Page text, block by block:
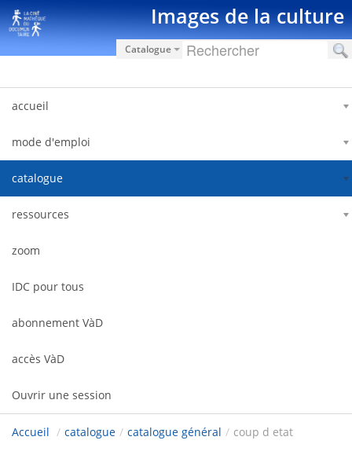
Saut au contenu Images de la culture
Catalogue
accueil
mode d'emploi
catalogue
ressources
zoom
IDC pour tous
abonnement VàD
accès VàD
Ouvrir une session
Accueil / catalogue / catalogue général / coup d etat